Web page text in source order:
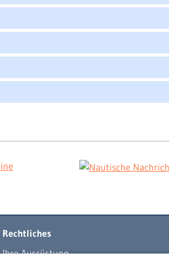
Rechtliches
Ihre Ausrüstung